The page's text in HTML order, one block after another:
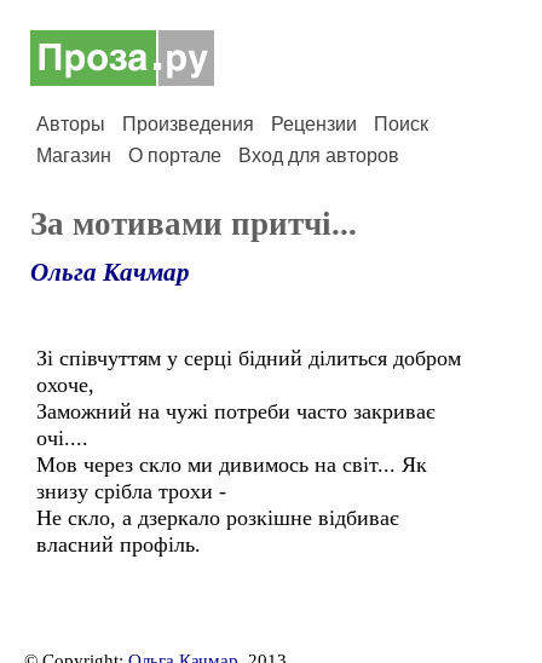
Авторы Произведения Рецензии
Поиск
Магазин
О портале Вход для авторов
За мотивами притчi...
Ольга Качмар
Зі співчуттям у серці бідний ділиться добром
охоче,
Заможний на чужі потреби часто закриває
очі....
Мов через скло ми дивимось на світ... Як
знизу срібла трохи -
Не скло, а дзеркало розкішне відбиває
власний профіль.